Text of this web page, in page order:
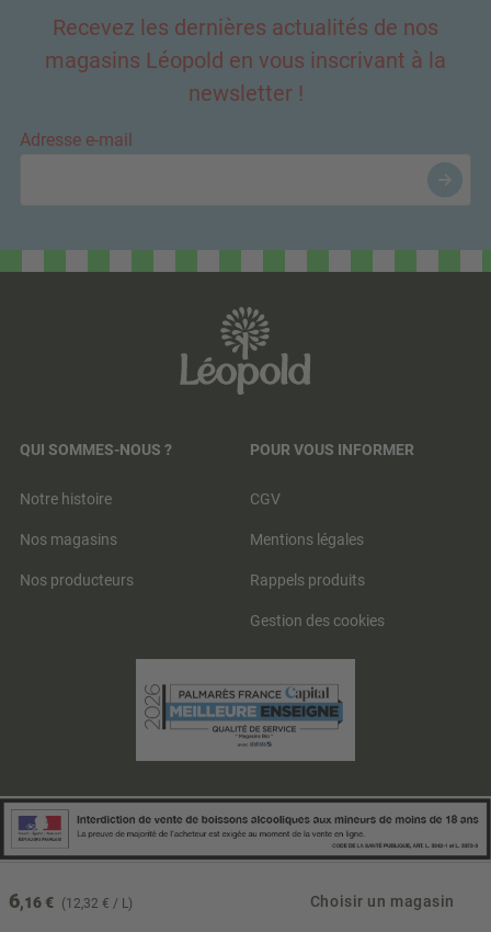
6,16 € (12,32 € / L) Choisir un magasin
Recevez les dernières actualités de nos
magasins Léopold en vous inscrivant à la
newsletter !
Adresse e-mail
QUI SOMMES-NOUS ?
Notre histoire
Nos magasins
Nos producteurs
POUR VOUS INFORMER
CGV
Mentions légales
Rappels produits
Gestion des cookies